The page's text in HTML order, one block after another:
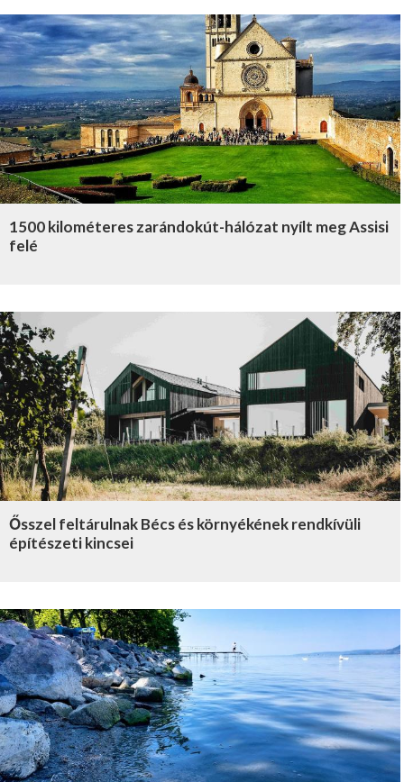
1500 kilométeres zarándokút-hálózat nyílt meg Assisi
felé
Ősszel feltárulnak Bécs és környékének rendkívüli
építészeti kincsei